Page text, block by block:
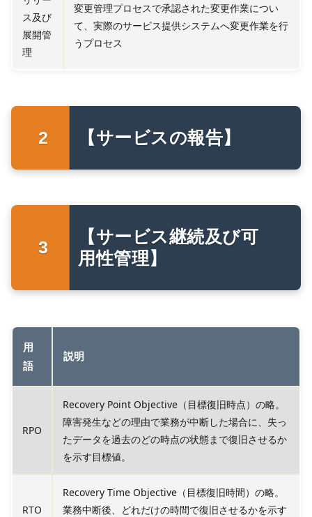
ス及び
展開管
理
変更管理プロセスで承認された変更作業につい
て、実際のサービス提供システムへ変更作業を行
うプロセス
【サービスの報告】
【サービス継続及び可
用性管理】
用
語
説明
RPO
Recovery Point Objective（目標復旧時点）の略。
障害発生などの理由で業務が中断した場合に、失っ
たデータを過去のどの時点の状態まで復旧させるか
を示す目標値。
RTO
Recovery Time Objective（目標復旧時間）の略。
業務中断後、どれだけの時間で復旧させるかを示す